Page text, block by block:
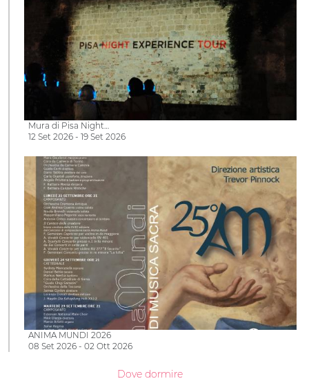
Mura di Pisa Night…
12 Set 2026 - 19 Set 2026
ANIMA MUNDI 2026
08 Set 2026 - 02 Ott 2026
Dove dormire